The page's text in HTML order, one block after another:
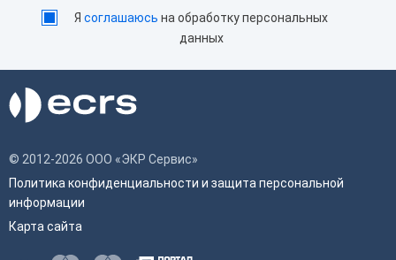
Ясоглашаюсь на обработку персональных
данных
© 2012-2026 ООО «ЭКР Сервис»
Политика конфиденциальности и защита персональной
информации
Карта сайта